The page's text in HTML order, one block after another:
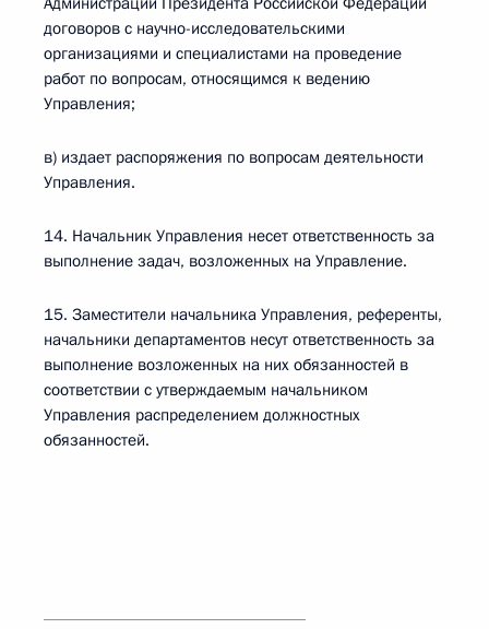
договоров с научно-исследовательскими
организациями и специалистами на проведение
работ по вопросам, относящимся к ведению
Управления;
в) издает распоряжения по вопросам деятельности
Управления.
14. Начальник Управления несет ответственность за
выполнение задач, возложенных на Управление.
15. Заместители начальника Управления, референты,
начальники департаментов несут ответственность за
выполнение возложенных на них обязанностей в
соответствии с утверждаемым начальником
Управления распределением должностных
обязанностей.